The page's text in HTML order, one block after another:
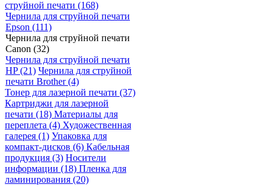
струйной печати (168)
Чернила для струйной печати
Epson (111)
Чернила для струйной печати
Canon (32)
Чернила для струйной печати
HP (21) Чернила для струйной
печати Brother (4)
Тонер для лазерной печати (37)
Картриджи для лазерной
печати (18) Материалы для
переплета (4) Художественная
галерея (1) Упаковка для
компакт-дисков (6) Кабельная
продукция (3) Носители
информации (18) Пленка для
ламинирования (20)